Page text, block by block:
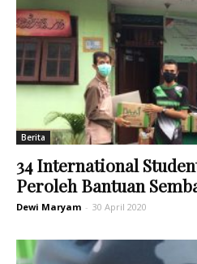
Berita
34 International
Peroleh Bantuan
Dewi Maryam - 30 April 2020